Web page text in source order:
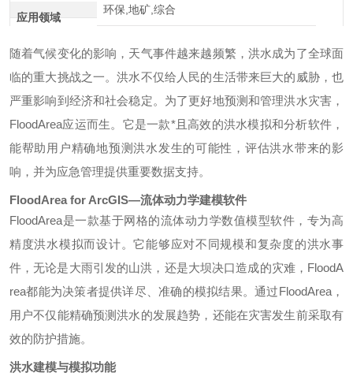
应用领域
环保,地矿,综合
随着气候变化的影响，天气事件越来越频繁，洪水成为了全球面
临的重大挑战之一。洪水不仅给人民的生活带来巨大的威胁，也
严重影响到经济和社会稳定。为了更好地预测和管理洪水灾害，
FloodArea应运而生。它是一款*且高效的洪水模拟和分析软件，
能帮助用户精确地预测洪水发生的可能性，评估洪水带来的影
响，并为应急管理提供重要数据支持。
FloodArea for ArcGIS—流体动力学建模软件
FloodArea是一款基于网格的流体动力学数值模型软件，专为高
精度洪水模拟而设计。它能够应对不同规模和复杂度的洪水事
件，无论是大雨引发的山洪，还是大坝决口造成的灾难，FloodA
rea都能为决策者提供详尽、准确的模拟结果。通过FloodArea，
用户不仅能精确预测洪水的发展趋势，还能在灾害发生前采取有
效的防护措施。
洪水建模与模拟功能